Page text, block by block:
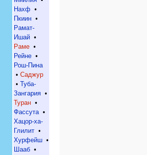
Нахф •
Пкиин •
Рамат-
Ишай •
Раме •
Рейне •
Рош-Пина
•Саджур
•
Туба-
Зангария •
Туран •
Фассута•
Хацор-ха-
Глилит •
Хурфейш •
Шааб •